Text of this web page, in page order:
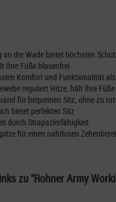
an der Wade bietet höchsten
Ihre Füße blasenfrei
Komfort und Funktionalität
reguliert Hitze, hält Ihre
für bequemen Sitz, ohne zu
bietet perfekten Sitz
durch Strapazierfähigkeit
für einen nahtlosen
zu "Rohner Army